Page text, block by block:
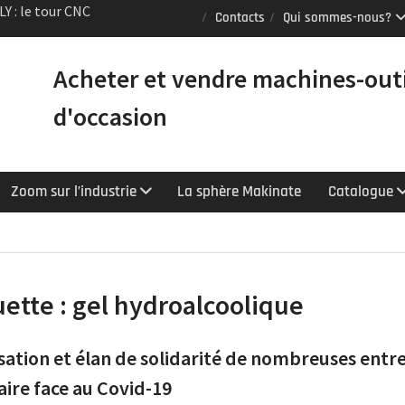
TW2600M GL
du contrôle
la productivité
Contacts Qui sommes-nous?
Acheter et vendre machines-
d'occasion
Zoom sur l’industrie La sphère Makinate Catalogue
: gel hydroalcoolique
et élan de solidarité de nombreuses
face au Covid-19